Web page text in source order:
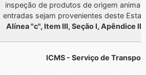
inspeção de produtos de origem
entradas sejam provenientes deste
Alínea "c", Item III, Seção I, Apêndice III
ICMS - Serviço de